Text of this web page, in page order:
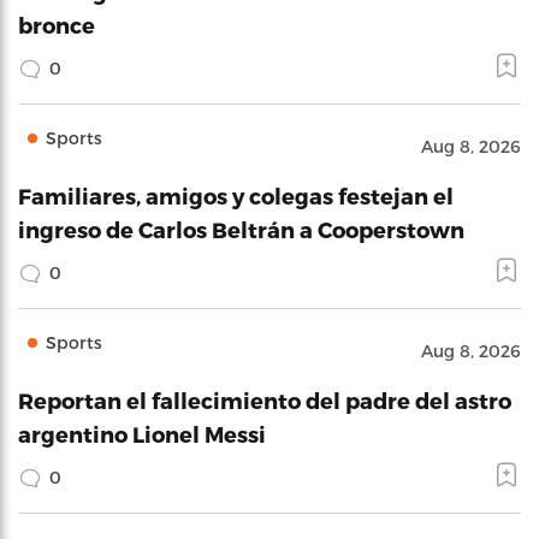
bronce
0
Sports Aug 8, 2026
Familiares, amigos y colegas festejan el
ingreso de Carlos Beltrán a Cooperstown
0
Sports Aug 8, 2026
Reportan el fallecimiento del padre del astro
argentino Lionel Messi
0